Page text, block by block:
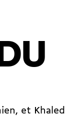
et Khaled